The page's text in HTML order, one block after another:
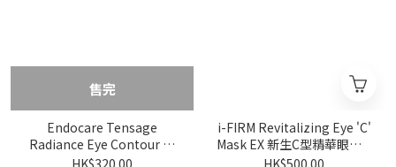
售完
Endocare Tensage
Radiance Eye Contour 活
肌緊緻明眸精華乳 15ml
HK$320.00
i-FIRM Revitalizing Eye 'C'
Mask EX 新生C型精華眼膜 4
pairs
HK$500.00